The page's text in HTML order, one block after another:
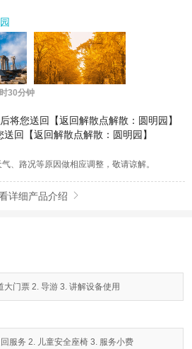
30分钟
将您送回【返回解散点解散：圆明园】
回【返回解散点解散：圆明园】
、路况等原因做相应调整，敬请谅解。
详细产品介绍 
大门票 2. 导游 3. 讲解设备使用
服务 2. 儿童安全座椅 3. 服务小费